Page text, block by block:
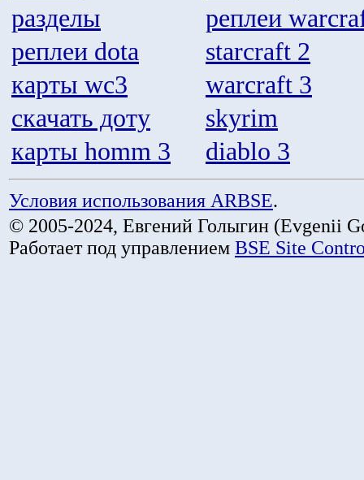
разделы
реплеи
реплеи dota
starcraft 2
карты wc3
warcraft 3
скачать доту
skyrim
карты homm 3
diablo 3
Условия использования ARBSE.
© 2005-2024, Евгений Голыгин (Evgenii
Работает под управлением BSE Site